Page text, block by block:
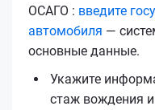
ОСАГО : введите
автомобиля —
основные данные.
Укажите
стаж вождения